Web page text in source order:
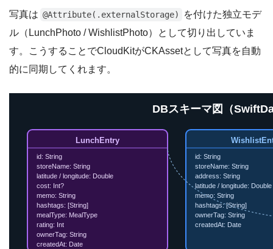
写真は @Attribute(.externalStorage)
を付けた独立モデ
ル（LunchPhoto / WishlistPhoto）として切り出していま
す。こうすることでCloudKitがCKAssetとして写真を自動
的に同期してくれます。
DBスキーマ図（
LunchEntry
id: String
storeName: String
latitude / longitude: Double
cost: Int?
memo: String
hashtags: [String]
mealType: MealType
rating: Int
ownerTag: String
createdAt: Date
id: String
storeName: String
address: String
latitude / longitude: Double
memo: String
hashtags: [String]
ownerTag: String
createdAt: Date